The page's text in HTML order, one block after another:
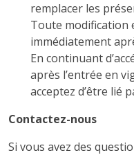
remplacer les
Toute modification
immédiatement
En continuant
après l’entrée en
acceptez d’être lié
Contactez-nous
Si vous avez des